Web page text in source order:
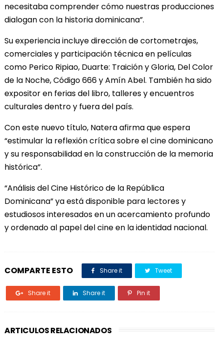
necesitaba comprender cómo nuestras producciones
dialogan con la historia dominicana”.
Su experiencia incluye dirección de cortometrajes,
comerciales y participación técnica en películas
como Perico Ripiao, Duarte: Traición y Gloria, Del Color
de la Noche, Código 666 y Amín Abel. También ha sido
expositor en ferias del libro, talleres y encuentros
culturales dentro y fuera del país.
Con este nuevo título, Natera afirma que espera
“estimular la reflexión crítica sobre el cine dominicano
y su responsabilidad en la construcción de la memoria
histórica”.
“Análisis del Cine Histórico de la República
Dominicana” ya está disponible para lectores y
estudiosos interesados en un acercamiento profundo
y ordenado al papel del cine en la identidad nacional.
COMPARTE ESTO Share it Tweet
Share it Share it Pin it
ARTICULOS RELACIONADOS